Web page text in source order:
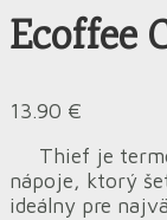
Ecoffee
13.90 €
Thief je termo
nápoje, ktorý
ideálny pre